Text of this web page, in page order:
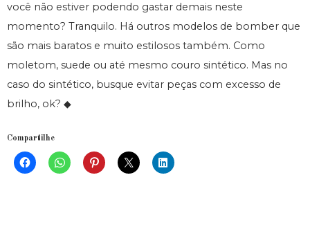
você não estiver podendo gastar demais neste
momento? Tranquilo. Há outros modelos de bomber que
são mais baratos e muito estilosos também. Como
moletom, suede ou até mesmo couro sintético. Mas no
caso do sintético, busque evitar peças com excesso de
brilho, ok? ◆
Compartilhe